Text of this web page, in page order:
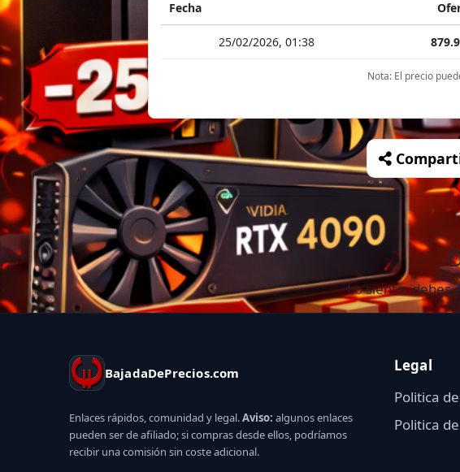
Fecha
25/02/2026, 01:38
Nota: El precio
Lo siento, debes
BajadaDePrecios.com
Enlaces rápidos, comunidad y legal.Aviso: algunos enlaces
pueden ser de afiliado; si compras desde ellos, podríamos
recibir una comisión sin coste adicional.
Legal
Politica
Politica